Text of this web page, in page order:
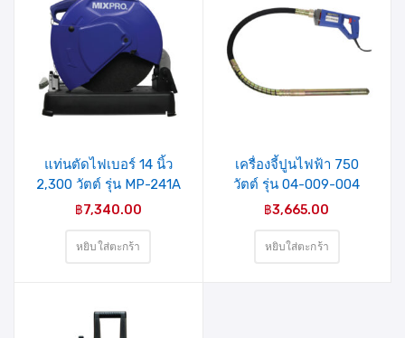
ชอบ
แท่นตัดไฟเบอร์ 14 นิ้ว
2,300 วัตต์ รุ่น MP-241A
MIXPRO
฿7,340.00
หยิบใส่ตะกร้า
เครื่องจี้ปูนไฟฟ้า 750
วัตต์ รุ่น 04-009-004
MIXPRO
฿3,665.00
หยิบใส่ตะกร้า